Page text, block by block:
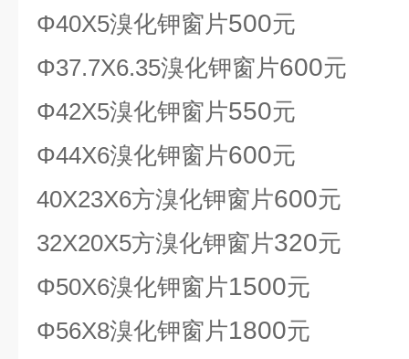
Φ40Х5溴化钾窗片500元
Φ37.7Х6.35溴化钾窗片600元
Φ42Х5溴化钾窗片550元
Φ44Х6溴化钾窗片600元
40Х23Х6方溴化钾窗片600元
32Х20Х5方溴化钾窗片320元
Φ50Х6溴化钾窗片1500元
Φ56Х8溴化钾窗片1800元